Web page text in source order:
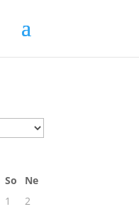
So
Ne
1
2